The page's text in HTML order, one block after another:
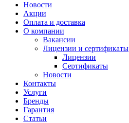
Новости
Акции
Оплата и доставка
О компании
Вакансии
Лицензии и сертификаты
Лицензии
Сертификаты
Новости
Контакты
Услуги
Бренды
Гарантия
Статьи